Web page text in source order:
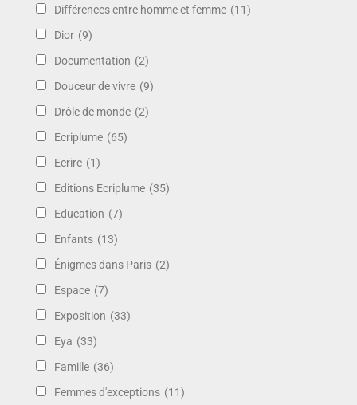
Différences entre homme et femme (11)
Dior (9)
Documentation (2)
Douceur de vivre (9)
Drôle de monde (2)
Ecriplume (65)
Ecrire (1)
Editions Ecriplume (35)
Education (7)
Enfants (13)
Énigmes dans Paris (2)
Espace (7)
Exposition (33)
Eya (33)
Famille (36)
Femmes d'exceptions (11)